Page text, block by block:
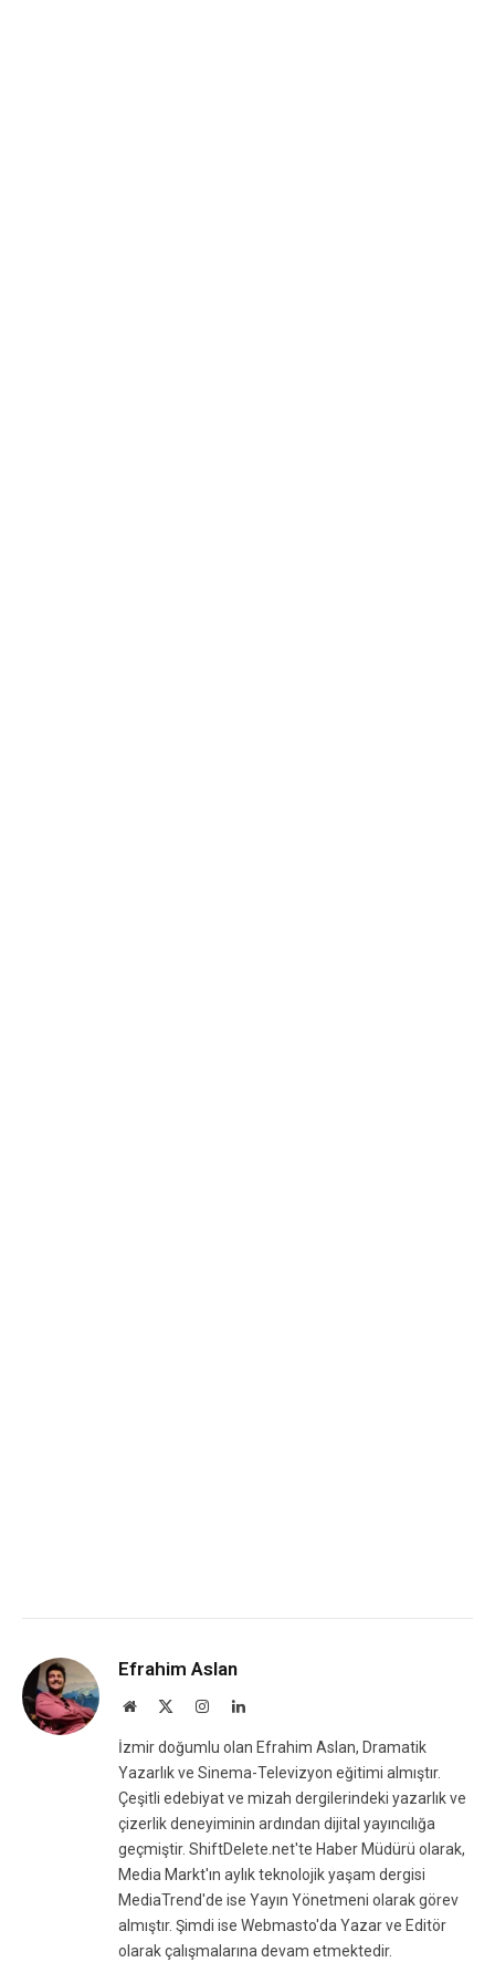
Efrahim Aslan
Website InstagramLinkedIn
İzmir doğumlu olan Efrahim Aslan, Dramatik
Yazarlık ve Sinema-Televizyon eğitimi almıştır.
Çeşitli edebiyat ve mizah dergilerindeki yazarlık ve
çizerlik deneyiminin ardından dijital yayıncılığa
geçmiştir. ShiftDelete.net'te Haber Müdürü olarak,
Media Markt'ın aylık teknolojik yaşam dergisi
MediaTrend'de ise Yayın Yönetmeni olarak görev
almıştır. Şimdi ise Webmasto'da Yazar ve Editör
olarak çalışmalarına devam etmektedir.